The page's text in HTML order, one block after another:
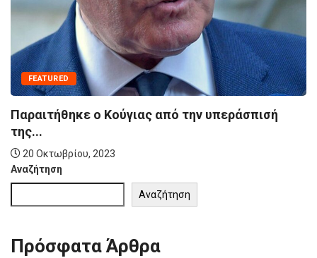
FEATURED
Παραιτήθηκε ο Κούγιας από την υπεράσπισή
της...
20 Οκτωβρίου, 2023
Αναζήτηση
Αναζήτηση
Πρόσφατα Άρθρα